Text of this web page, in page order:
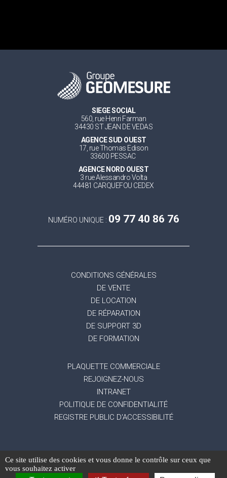
SIEGE SOCIAL
560, rue Henri Farman
34430 ST JEAN DE VEDAS
AGENCE SUD OUEST
17, rue Thomas Edison
33600 PESSAC
AGENCE NORD OUEST
3 rue Alessandro Volta
44481 CARQUEFOU CEDEX
NUMÉRO UNIQUE : 09 77 40 86 76
CONDITIONS GÉNÉRALES
DE VENTE
DE LOCATION
DE RÉPARATION
DE SUPPORT 3D
DE FORMATION
PLAQUETTE COMMERCIALE
REJOIGNEZ-NOUS
INTRANET
POLITIQUE DE CONFIDENTIALITÉ
REGISTRE PUBLIC D'ACCESSIBILITÉ
Mentions légales-Gestion des données
personnelles
Ce site utilise des cookies et vous donne le contrôle sur ceux que
vous souhaitez activer